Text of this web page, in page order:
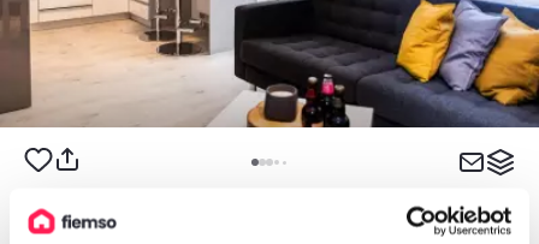
Mattina e Sera Apartment